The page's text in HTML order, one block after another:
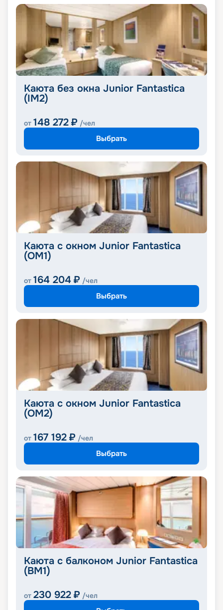
Каюта без окна Junior Fantastica
(IM2)
от 148 272 ₽ /чел
Выбрать
Каюта с окном Junior Fantastica
(OM1)
от 164 204 ₽ /чел
Выбрать
Каюта с окном Junior Fantastica
(OM2)
от 167 192 ₽ /чел
Выбрать
Каюта с балконом Junior Fantastica
(BM1)
от 230 922 ₽ /чел